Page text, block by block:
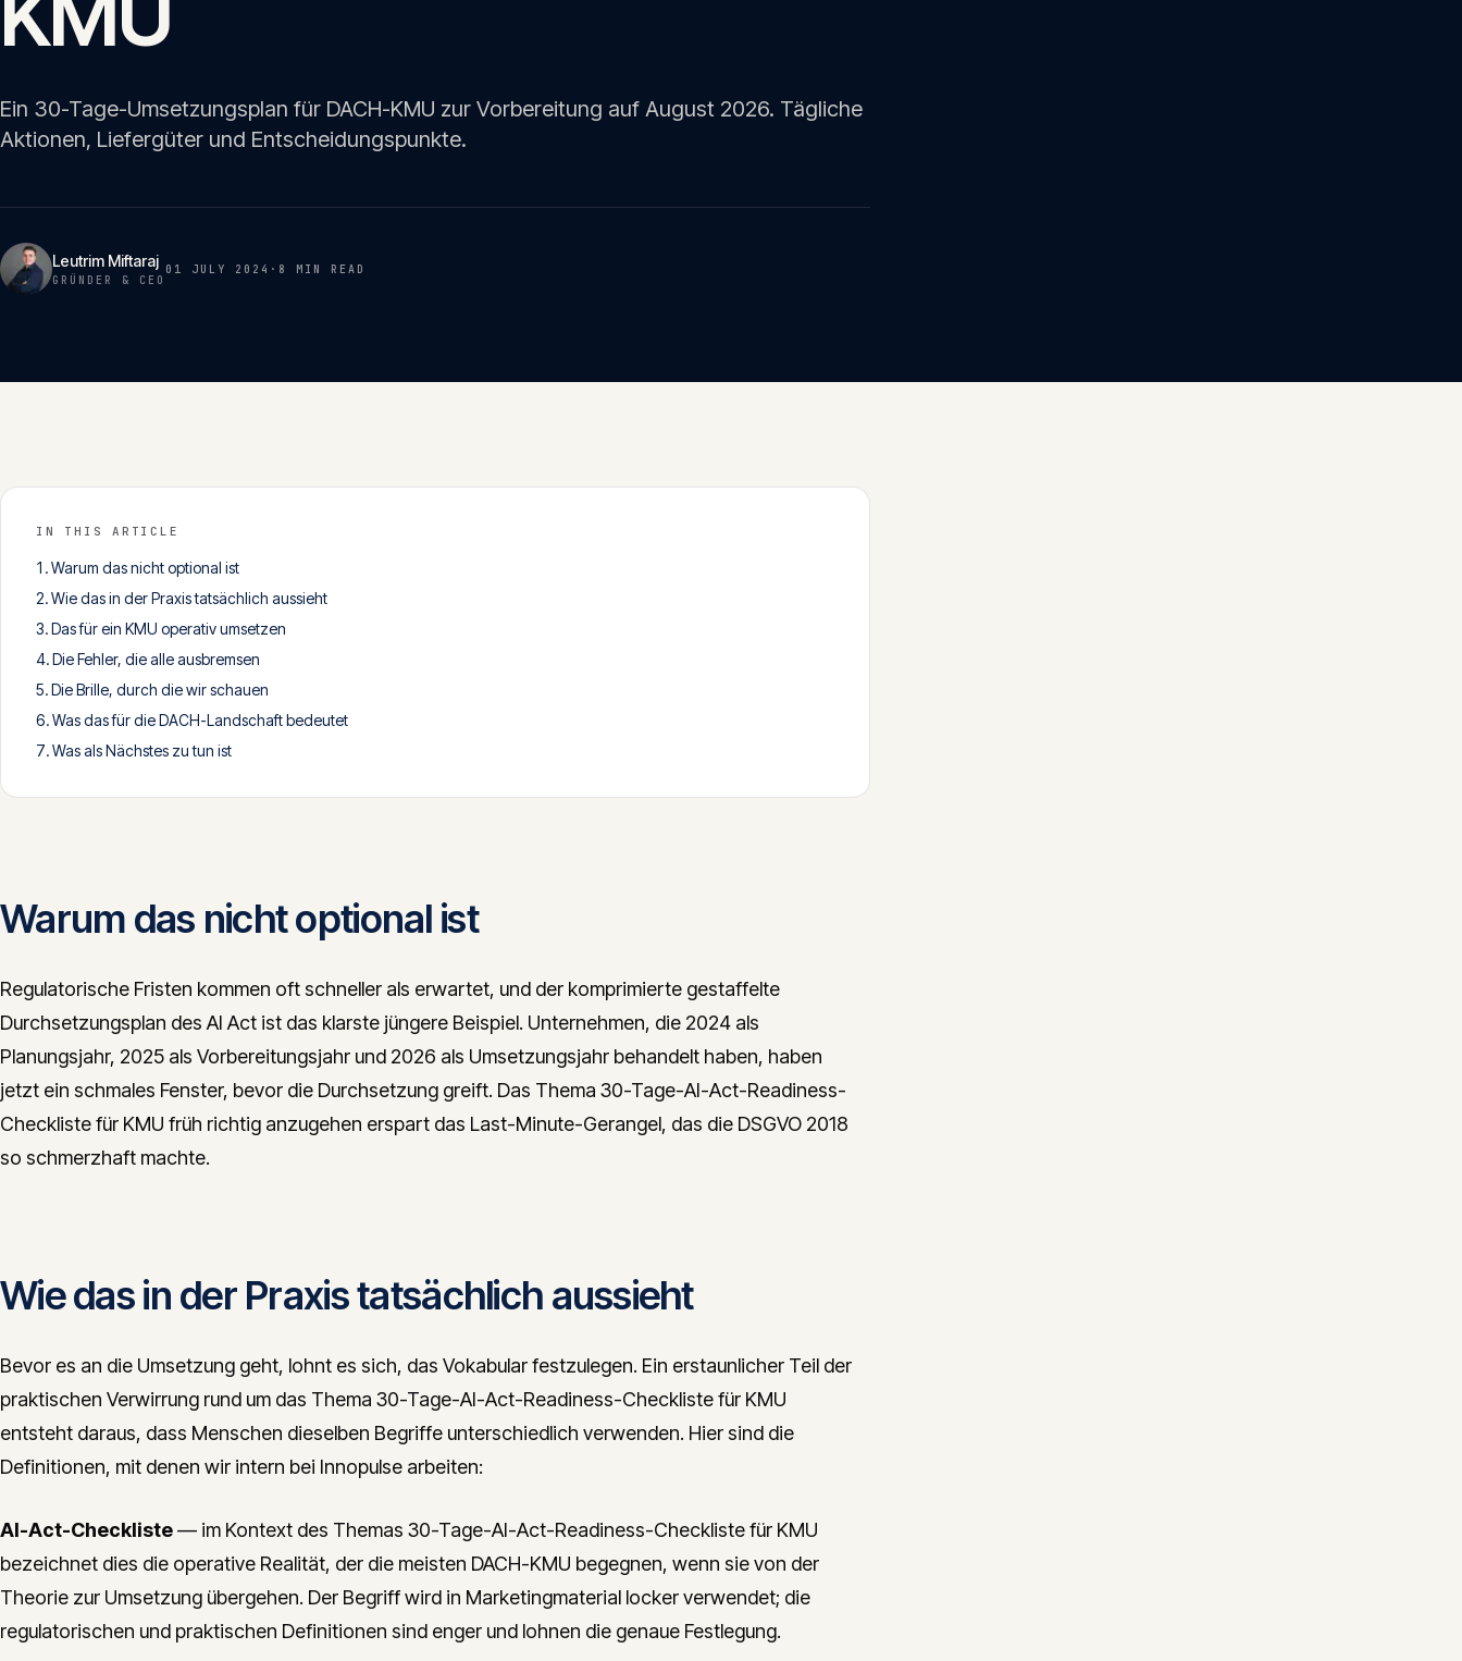
Ein 30-Tage-Umsetzungsplan für DACH-KMU zur Vorbereitung auf August 2026. Tägliche
Aktionen, Liefergüter und Entscheidungspunkte.
Leutrim Miftaraj
GRÜNDER & CEO
01 JULY 2024 · 8 MIN READ
IN THIS ARTICLE
Warum das nicht optional ist
Wie das in der Praxis tatsächlich aussieht
Das für ein KMU operativ umsetzen
Die Fehler, die alle ausbremsen
Die Brille, durch die wir schauen
Was das für die DACH-Landschaft bedeutet
Was als Nächstes zu tun ist
Warum das nicht optional ist
Regulatorische Fristen kommen oft schneller als erwartet, und der komprimierte gestaffelte
Durchsetzungsplan des AI Act ist das klarste jüngere Beispiel. Unternehmen, die 2024 als
Planungsjahr, 2025 als Vorbereitungsjahr und 2026 als Umsetzungsjahr behandelt haben, haben
jetzt ein schmales Fenster, bevor die Durchsetzung greift. Das Thema 30-Tage-AI-Act-Readiness-
Checkliste für KMU früh richtig anzugehen erspart das Last-Minute-Gerangel, das die DSGVO 2018
so schmerzhaft machte.
Wie das in der Praxis tatsächlich aussieht
Bevor es an die Umsetzung geht, lohnt es sich, das Vokabular festzulegen. Ein erstaunlicher Teil der
praktischen Verwirrung rund um das Thema 30-Tage-AI-Act-Readiness-Checkliste für KMU
entsteht daraus, dass Menschen dieselben Begriffe unterschiedlich verwenden. Hier sind die
Definitionen, mit denen wir intern bei Innopulse arbeiten:
AI-Act-Checkliste— im Kontext des Themas 30-Tage-AI-Act-Readiness-Checkliste für KMU
bezeichnet dies die operative Realität, der die meisten DACH-KMU begegnen, wenn sie von der
Theorie zur Umsetzung übergehen. Der Begriff wird in Marketingmaterial locker verwendet; die
regulatorischen und praktischen Definitionen sind enger und lohnen die genaue Festlegung.